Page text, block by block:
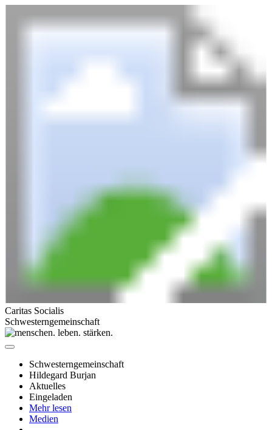
Caritas Socialis
Schwesterngemeinschaft
Schwesterngemeinschaft
Hildegard Burjan
Aktuelles
Eingeladen
Mehr lesen
Medien